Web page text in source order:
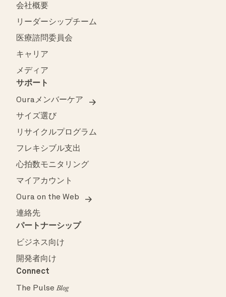
会社概要
リーダーシップチーム
医療諮問委員会
キャリア
メディア
サポート
Ouraメンバーケア
サイズ選び
リサイクルプログラム
フレキシブル支出
心拍数モニタリング
マイアカウント
Oura on the Web
連絡先
パートナーシップ
ビジネス向け
開発者向け
Connect
The PulseBlog